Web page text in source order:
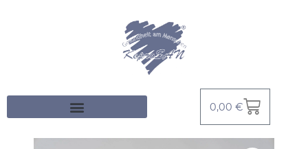
0,00€